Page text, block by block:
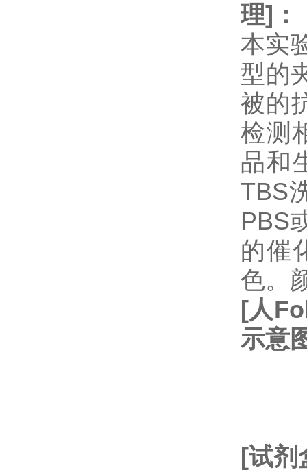
理] ：
本实
型的
被的
检测
品和
TBS
PBS
的催
色。
[人
示意
[试剂